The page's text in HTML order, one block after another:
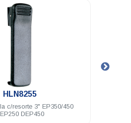
HLN8255
c/resorte 3" EP350/450
DEP450